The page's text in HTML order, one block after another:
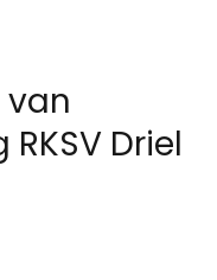
van
Driel